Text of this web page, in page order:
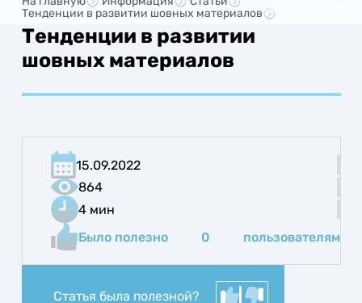
Тенденции в развитии шовных материалов
Тенденции в развитии
шовных материалов
15.09.2022
864
4 мин
Было полезно
0 пользователям
Статья была полезной?